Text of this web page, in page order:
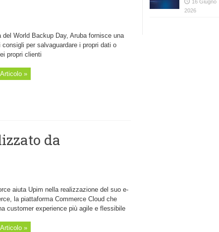
del World Backup Day, Aruba fornisce una
consigli per salvaguardare i propri dati o
propri clienti
»
da
aiuta Upim nella realizzazione del suo e-
la piattaforma Commerce Cloud che
customer experience più agile e flessibile
»
16 Giugno
2026